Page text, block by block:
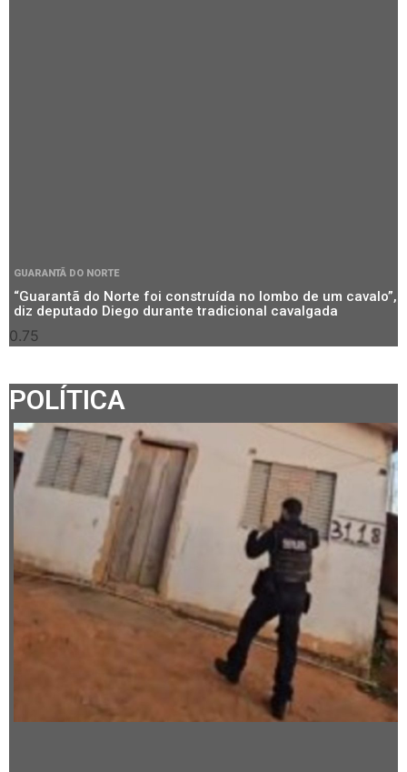
GUARANTÃ DO NORTE
“Guarantã do Norte foi construída no lombo de um cavalo”,
diz deputado Diego durante tradicional cavalgada
POLÍTICA